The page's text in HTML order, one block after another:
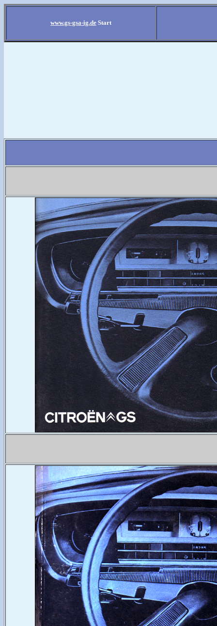
www.gs-gsa-ig.de Start